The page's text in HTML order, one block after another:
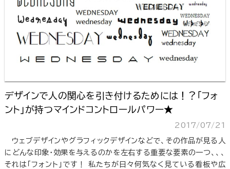
デザインで人の関心を引き付けるためには！？「フォ
ント」が持つマインドコントロールパワー★
2017/07/21
ウェブデザインやグラフィックデザインなどで、その作品が見る人
にどんな印象・効果を与えるのかを左右する重要な要素の一つ、、、
それは「フォント」です！ 私たちが日々何気なく見ている看板や広